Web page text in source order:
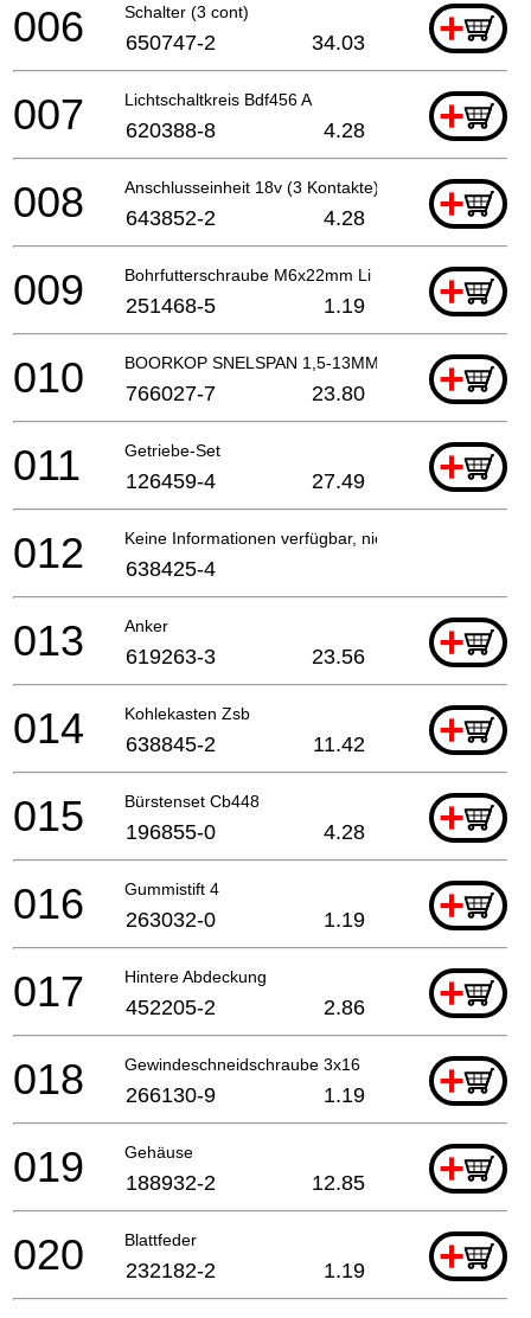
Schalter (3 cont) +
006 650747-2 34.03
Lichtschaltkreis Bdf456 A +
007 620388-8 4.28
Anschlusseinheit 18v (3 Kontakte) +
008 643852-2 4.28
Bohrfutterschraube M6x22mm Li +
009 251468-5 1.19
BOORKOP SNELSPAN 1,5-13MM +
010 766027-7 23.80
Getriebe-Set +
011 126459-4 27.49
Keine Informationen verfügbar, nicht bestellbar
012 638425-4
Anker +
013 619263-3 23.56
Kohlekasten Zsb +
014 638845-2 11.42
Bürstenset Cb448 +
015 196855-0 4.28
Gummistift 4 +
016 263032-0 1.19
Hintere Abdeckung +
017 452205-2 2.86
Gewindeschneidschraube 3x16 +
018 266130-9 1.19
Gehäuse +
019 188932-2 12.85
Blattfeder +
020 232182-2 1.19